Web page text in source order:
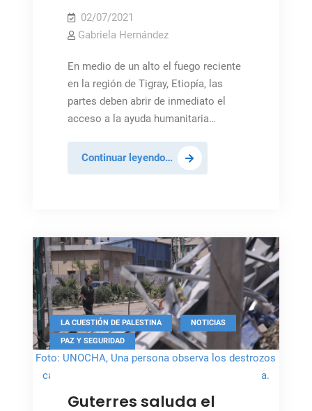
02/07/2021
Gabriela Hernández
En medio de un alto el fuego reciente
en la región de Tigray, Etiopía, las
partes deben abrir de inmediato el
acceso a la ayuda humanitaria…
Continuar leyendo…Consejo
de
para
el
acceso
y
la
protección
de
Etiopía
Foto: UNOCHA, Una persona observa los destrozos
causados por los bombardeos israelíes en Gaza.
LA CUESTIÓN DE PALESTINA , NOTICIAS ,
PAZ Y SEGURIDAD
Guterres saluda el